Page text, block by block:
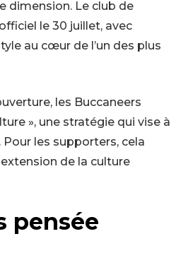
dimension. Le club de
le 30 juillet, avec
au cœur de l’un des plus
les Buccaneers
», une stratégie qui vise à
les supporters, cela
de la culture
pensée